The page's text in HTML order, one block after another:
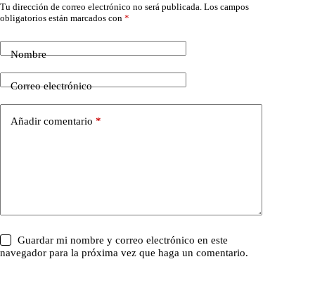
Tu dirección de correo electrónico no será publicada. Los campos
obligatorios están marcados con *
Nombre
Correo electrónico
Añadir comentario *
Guardar mi nombre y correo electrónico en este
navegador para la próxima vez que haga un comentario.